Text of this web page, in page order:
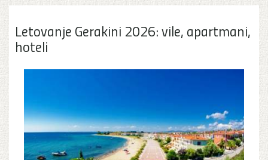
Letovanje Gerakini 2026: vile, apartmani,
hoteli